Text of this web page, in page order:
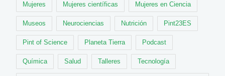
Mujeres Mujeres científicas Mujeres en Ciencia
Museos Neurociencias Nutrición Pint23ES
Pint of Science Planeta Tierra Podcast
Química Salud Talleres Tecnología